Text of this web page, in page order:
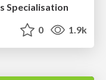
Specialisation
0 1.9k